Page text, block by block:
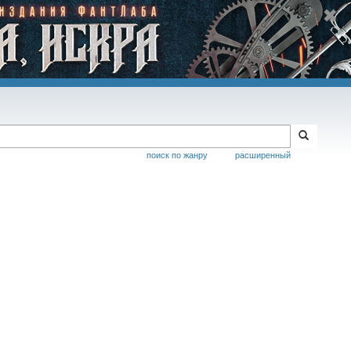
расширенный
поиск по жанру